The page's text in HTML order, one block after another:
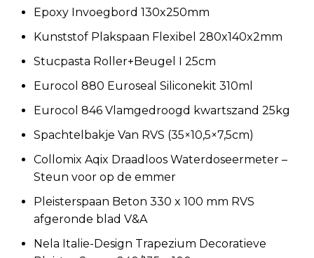
Epoxy Invoegbord 130x250mm
Kunststof Plakspaan Flexibel 280x140x2mm
Stucpasta Roller+Beugel I 25cm
Eurocol 880 Euroseal Siliconekit 310ml
Eurocol 846 Vlamgedroogd kwartszand 25kg
Spachtelbakje Van RVS (35×10,5×7,5cm)
Collomix Aqix Draadloos Waterdoseermeter –
Steun voor op de emmer
Pleisterspaan Beton 330 x 100 mm RVS
afgeronde blad V&A
Nela Italie-Design Trapezium Decoratieve